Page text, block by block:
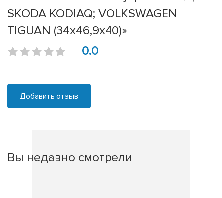
SKODA KODIAQ; VOLKSWAGEN
TIGUAN (34х46,9х40)»
0.0
Добавить отзыв
Вы недавно смотрели